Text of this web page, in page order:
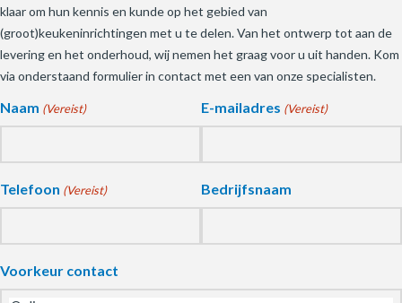
klaar om hun kennis en kunde op het gebied van
(groot)keukeninrichtingen met u te delen. Van het ontwerp tot aan de
levering en het onderhoud, wij nemen het graag voor u uit handen. Kom
via onderstaand formulier in contact met een van onze specialisten.
Naam (Vereist) E-mailadres (Vereist)
Telefoon (Vereist) Bedrijfsnaam
Voorkeur contact